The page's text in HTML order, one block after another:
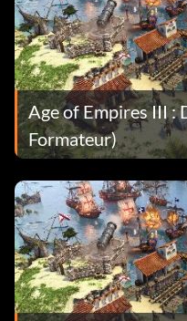
Age of Empires III :
Formateur)